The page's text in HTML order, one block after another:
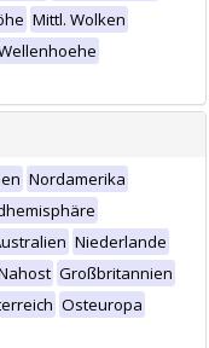
Mittl. Wolken
Nordamerika
Niederlande
Großbritannien
Osteuropa